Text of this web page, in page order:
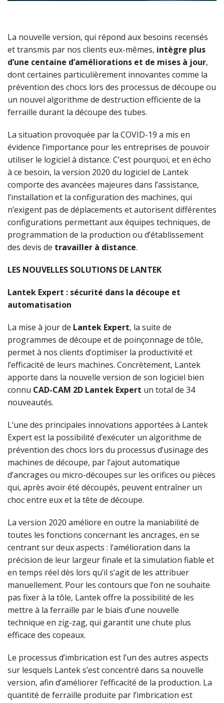
La nouvelle version, qui répond aux besoins recensés
et transmis par nos clients eux-mêmes, intègre plus
d’une centaine d’améliorations et de mises à jour,
dont certaines particulièrement innovantes comme la
prévention des chocs lors des processus de découpe ou
un nouvel algorithme de destruction efficiente de la
ferraille durant la découpe des tubes.
La situation provoquée par la COVID-19 a mis en
évidence l’importance pour les entreprises de pouvoir
utiliser le logiciel à distance. C’est pourquoi, et en écho
à ce besoin, la version 2020 du logiciel de Lantek
comporte des avancées majeures dans l’assistance,
l’installation et la configuration des machines, qui
n’exigent pas de déplacements et autorisent différentes
configurations permettant aux équipes techniques, de
programmation de la production ou d’établissement
des devis de travailler à distance.
LES NOUVELLES SOLUTIONS DE LANTEK
Lantek Expert : sécurité dans la découpe et
automatisation
La mise à jour de Lantek Expert, la suite de
programmes de découpe et de poinçonnage de tôle,
permet à nos clients d’optimiser la productivité et
l’efficacité de leurs machines. Concrètement, Lantek
apporte dans la nouvelle version de son logiciel bien
connu CAD-CAM 2D Lantek Expert un total de 34
nouveautés.
L’une des principales innovations apportées à Lantek
Expert est la possibilité d’exécuter un algorithme de
prévention des chocs lors du processus d’usinage des
machines de découpe, par l’ajout automatique
d’ancrages ou micro-découpes sur les orifices ou pièces
qui, après avoir été découpés, peuvent entraîner un
choc entre eux et la tête de découpe.
La version 2020 améliore en outre la maniabilité de
toutes les fonctions concernant les ancrages, en se
centrant sur deux aspects : l’amélioration dans la
précision de leur largeur finale et la simulation fiable et
en temps réel dès lors qu’il s’agit de les attribuer
manuellement. Pour les contours que l’on ne souhaite
pas fixer à la tôle, Lantek offre la possibilité de les
mettre à la ferraille par le biais d’une nouvelle
technique en zig-zag, qui garantit une chute plus
efficace des copeaux.
Le processus d’imbrication est l’un des autres aspects
sur lesquels Lantek s’est concentré dans sa nouvelle
version, afin d’améliorer l’efficacité de la production. La
quantité de ferraille produite par l’imbrication est